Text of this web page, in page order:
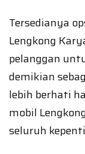
Tersedianya
Lengkong
pelanggan
demikian
lebih berhati
mobil
seluruh